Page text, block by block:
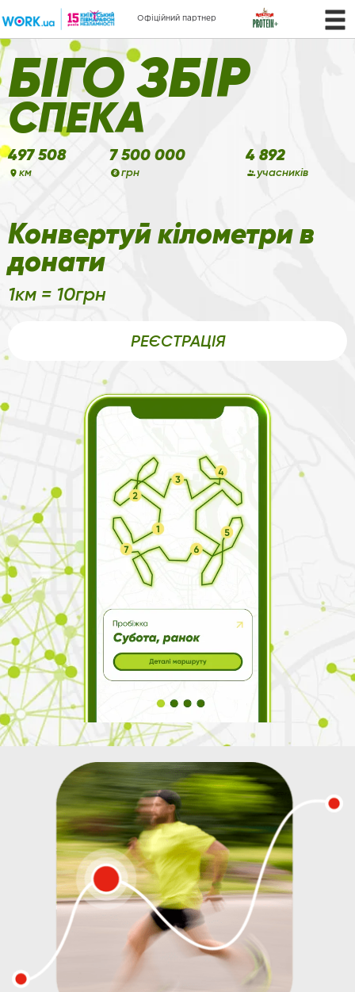
Офіційний партнер
Партнер дистанції 21
км
БІГО ЗБІР
СПЕКА
497 508
км
7 500 000
грн
4 892
учасників
Конвертуй кілометри в
донати
1км = 10грн
РЕЄСТРАЦІЯ